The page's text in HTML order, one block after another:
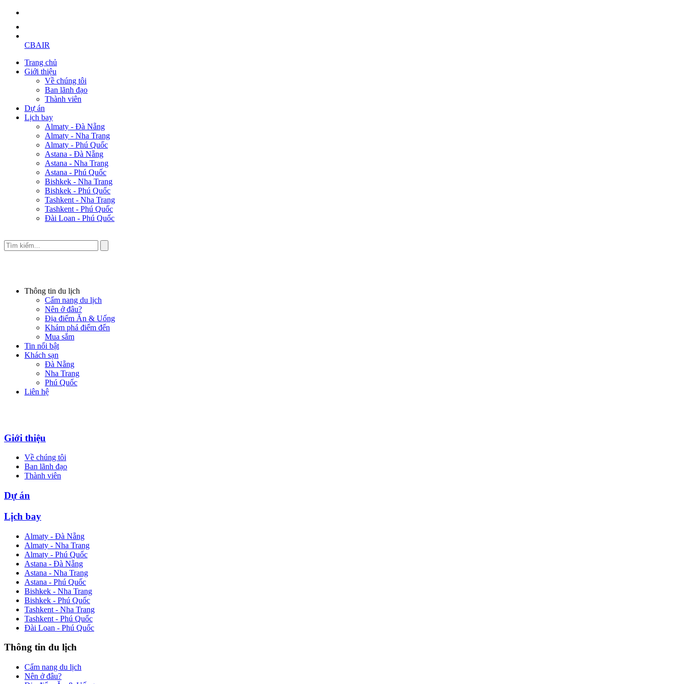
CBAIR
Trang chủ
Giới thiệu
Về chúng tôi
Ban lãnh đạo
Thành viên
Dự án
Lịch bay
Almaty - Đà Nẵng
Almaty - Nha Trang
Almaty - Phú Quốc
Astana - Đà Nẵng
Astana - Nha Trang
Astana - Phú Quốc
Bishkek - Nha Trang
Bishkek - Phú Quốc
Tashkent - Nha Trang
Tashkent - Phú Quốc
Đài Loan - Phú Quốc
Thông tin du lịch
Cẩm nang du lịch
Nên ở đâu?
Địa điểm Ăn & Uống
Khám phá điểm đến
Mua sắm
Tin nổi bật
Khách sạn
Đà Nẵng
Nha Trang
Phú Quốc
Liên hệ
Giới thiệu
Về chúng tôi
Ban lãnh đạo
Thành viên
Dự án
Lịch bay
Almaty - Đà Nẵng
Almaty - Nha Trang
Almaty - Phú Quốc
Astana - Đà Nẵng
Astana - Nha Trang
Astana - Phú Quốc
Bishkek - Nha Trang
Bishkek - Phú Quốc
Tashkent - Nha Trang
Tashkent - Phú Quốc
Đài Loan - Phú Quốc
Thông tin du lịch
Cẩm nang du lịch
Nên ở đâu?